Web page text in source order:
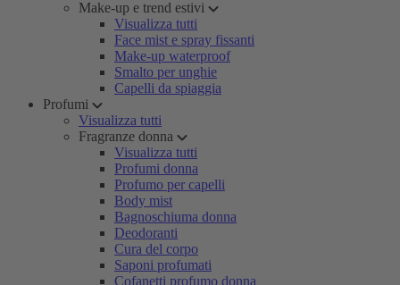
Make-up e trend estivi
Visualizza tutti
Face mist e spray fissanti
Make-up waterproof
Smalto per unghie
Capelli da spiaggia
Profumi
Visualizza tutti
Fragranze donna
Visualizza tutti
Profumi donna
Profumo per capelli
Body mist
Bagnoschiuma donna
Deodoranti
Cura del corpo
Saponi profumati
Cofanetti profumo donna